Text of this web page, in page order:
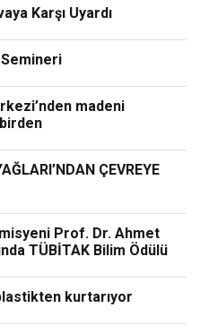
Karşı Uyardı
madeni
ÇEVREYE
Prof. Dr. Ahmet
TÜBİTAK Bilim Ödülü
kurtarıyor